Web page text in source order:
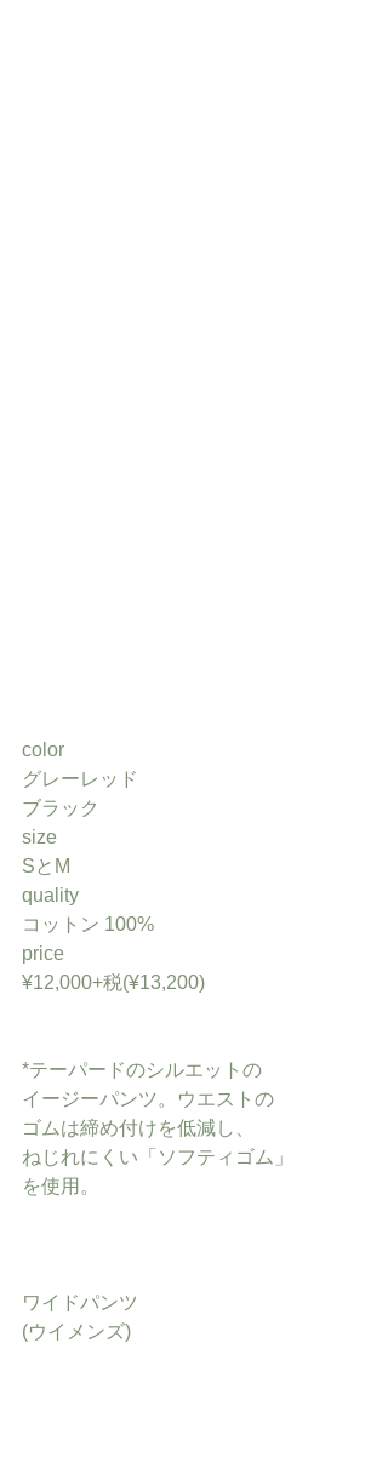
color
グレーレッド
ブラック
size
SとM
quality
コットン 100%
price
¥12,000+税(¥13,200)
*テーパードのシルエットの
イージーパンツ。ウエストの
ゴムは締め付けを低減し、
ねじれにくい「ソフティゴム」
を使用。
ワイドパンツ
(ウイメンズ)